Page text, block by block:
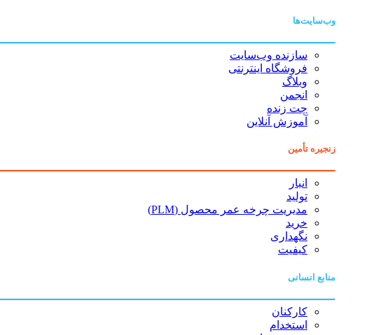
وب‌سایت‌ها
سازنده وب‌سایت
فروشگاه اینترنتی
وبلاگ
انجمن
چت زنده
آموزش آنلاین
زنجیره تأمین
انبار
تولید
مدیریت چرخه عمر محصول (PLM)
خرید
نگهداری
کیفیت
منابع انسانی
کارکنان
استخدام